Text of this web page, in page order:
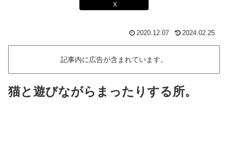
X
2020.12.07 2024.02.25
記事内に広告が含まれています。
猫と遊びながらまったりする所。